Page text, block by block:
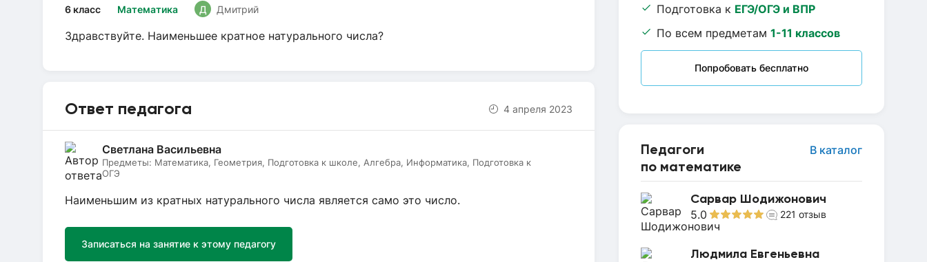
Подготовка к ЕГЭ/ОГЭ и ВПР
По всем предметам 1-11 классов
Попробовать бесплатно
Педагоги
по математике
В каталог
Сарвар Шодижонович
5.0 221 отзыв
Людмила Евгеньевна
Математика
6 класс Д Дмитрий
Здравствуйте. Наименьшее кратное натурального числа?
Ответ педагога 4 апреля 2023
Светлана Васильевна
Предметы: Математика, Геометрия, Подготовка к школе, Алгебра, Информатика, Подготовка к
ОГЭ
Наименьшим из кратных натурального числа является само это число.
Записаться на занятие к этому педагогу